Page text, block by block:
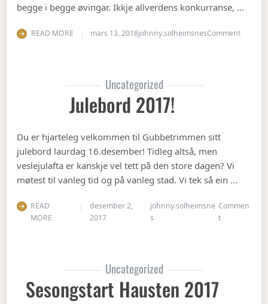
begge i begge øvingar. Ikkje allverdens konkurranse, …
READ MORE mars 13, 2018johnny.solheimsnesCommenton
Uncategorized
Julebord 2017!
Du er hjarteleg velkommen til Gubbetrimmen sitt
julebord laurdag 16.desember! Tidleg altså, men
veslejulafta er kanskje vel tett på den store dagen? Vi
møtest til vanleg tid og på vanleg stad. Vi tek så ein …
READ
MORE
desember 2,
2017
johnny.solheimsne
s
Commen
ton Julebord
Uncategorized
Sesongstart Hausten 2017